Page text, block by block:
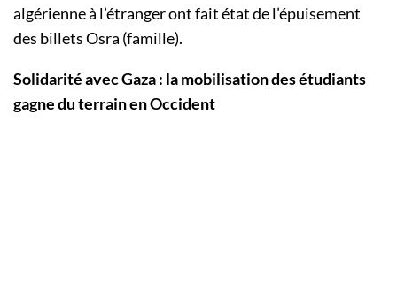
algérienne à l’étranger ont fait état de l’épuisement
des billets Osra (famille).
Solidarité avec Gaza : la mobilisation des étudiants
gagne du terrain en Occident